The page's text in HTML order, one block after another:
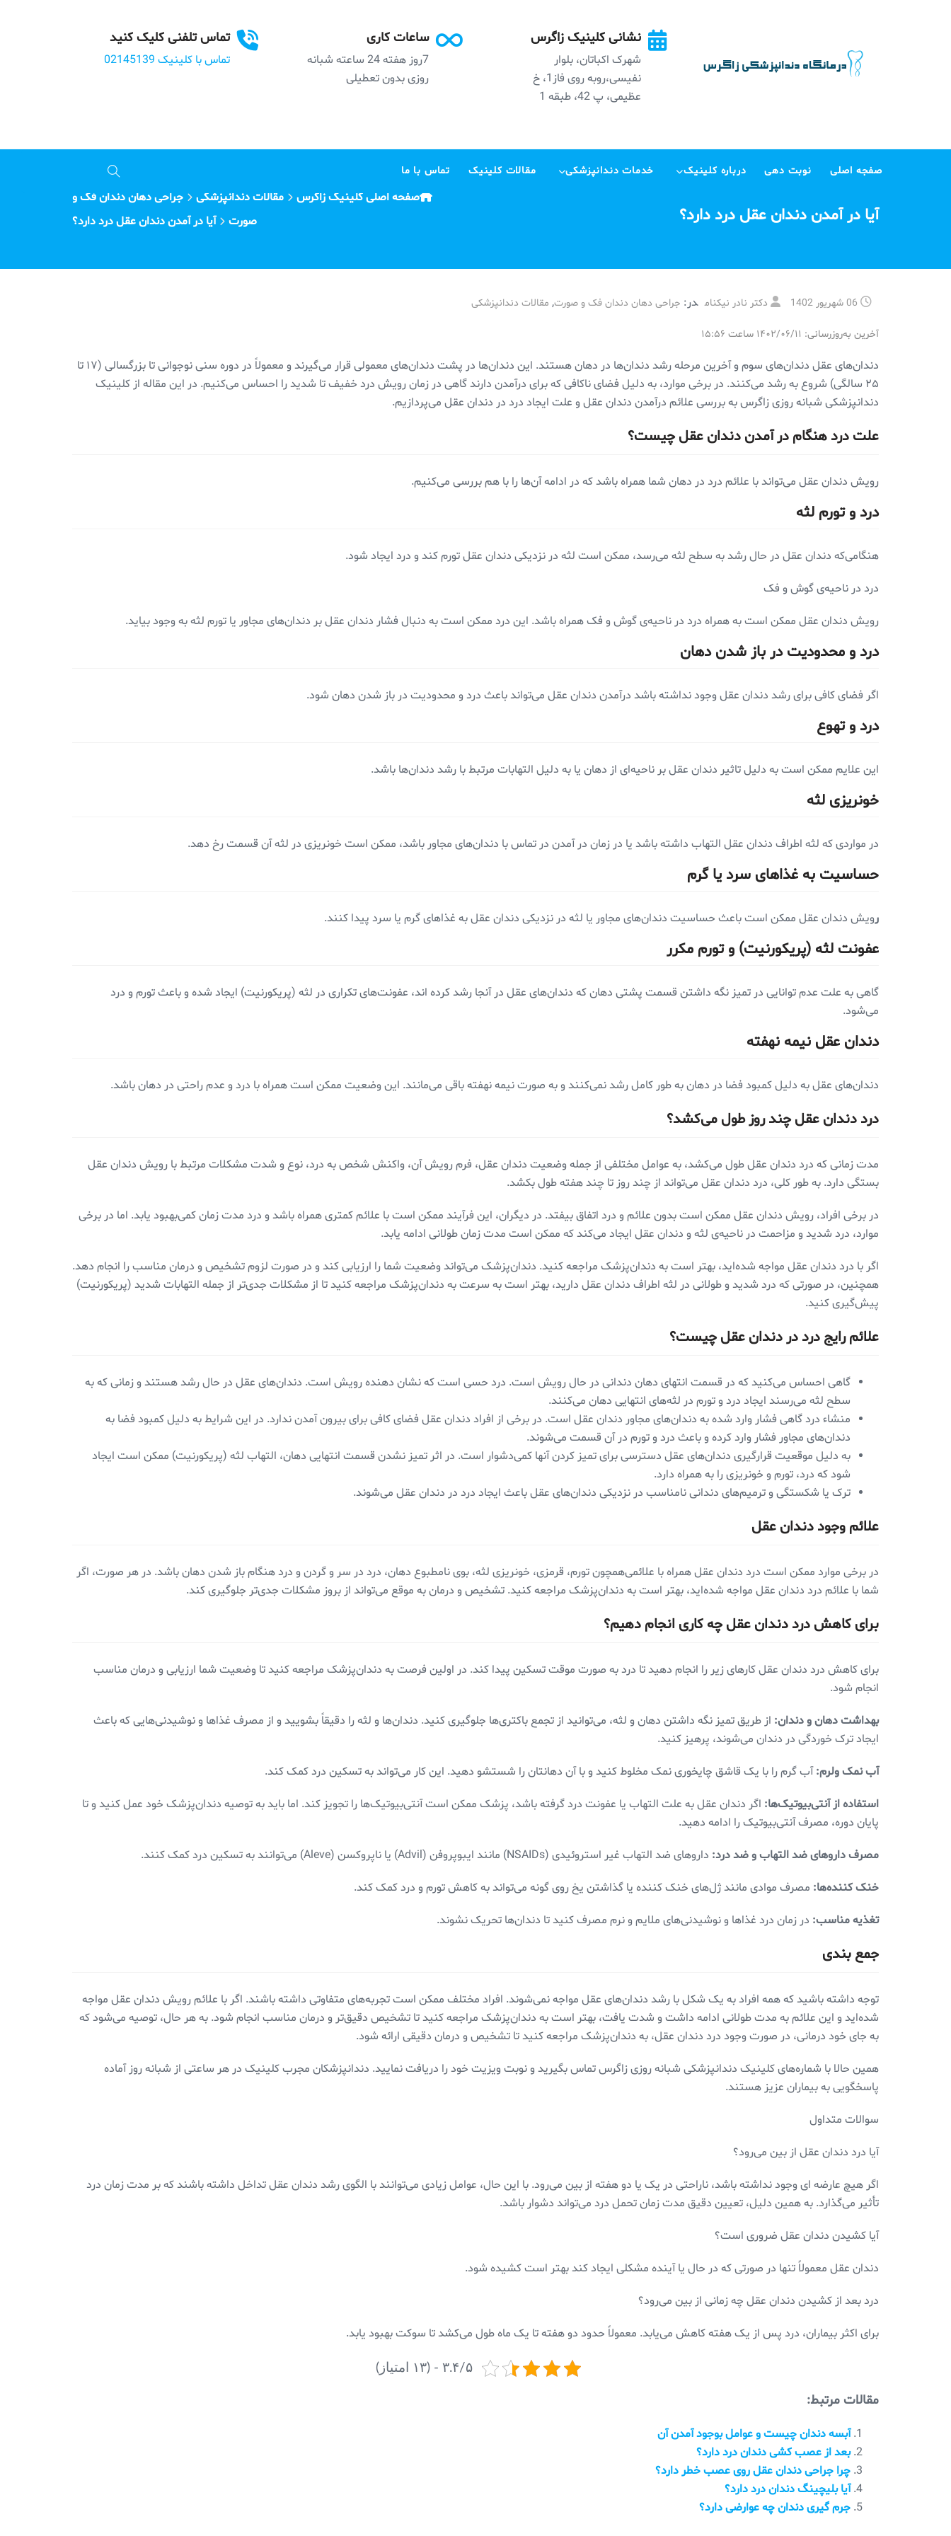
تماس تلفنی کلیک کنید
تماس با کلینیک 02145139
ساعات کاری
7روز هفته 24 ساعته شبانه
روزی بدون تعطیلی
نشانی کلینیک زاگرس
شهرک اکباتان، بلوار
نفیسی،روبه روی فاز1، خ
عظیمی، پ 42، طبقه 1
صفجه اصلی نوبت دهی درباره کلینیک خدمات دندانپزشکی مقالات کلینیک تماس با ما
آیا در آمدن دندان عقل درد دارد؟
صفحه اصلی کلینیک زاگرس مقالات دندانپزشکی
جراحی دهان دندان فک و
صورت
آیا در آمدن دندان عقل درد دارد؟
06 شهریور 1402 دکتر نادر نیکنام در: جراحی دهان دندان فک و صورت, مقالات دندانپزشکی
آخرین به‌روزرسانی: ۱۴۰۲/۰۶/۱۱ ساعت ۱۵:۵۶
دندان‌های عقل دندان‌های سوم و آخرین مرحله‌ رشد دندان‌ها در دهان هستند. این دندان‌ها در پشت دندان‌های معمولی قرار می‌گیرند و معمولاً در دوره‌ سنی نوجوانی تا بزرگسالی (۱۷ تا
۲۵ سالگی) شروع به رشد می‌کنند. در برخی موارد، به دلیل فضای ناکافی که برای درآمدن دارند گاهی در زمان رویش درد خفیف تا شدید را احساس می‌کنیم. در این مقاله از کلینیک
دندانپزشکی شبانه روزی زاگرس به بررسی علائم درآمدن دندان عقل و علت ایجاد درد در دندان عقل می‌پردازیم.
علت درد هنگام در آمدن دندان عقل چیست؟
رویش دندان عقل می‌تواند با علائم درد در دهان شما همراه باشد که در ادامه آن‌ها را با هم بررسی می‌کنیم.
درد و تورم لثه
هنگامی‌که دندان عقل در حال رشد به سطح لثه می‌رسد، ممکن است لثه در نزدیکی دندان عقل تورم کند و درد ایجاد شود.
درد در ناحیه‌ی گوش و فک
رویش دندان عقل ممکن است به همراه درد در ناحیه‌ی گوش و فک همراه باشد. این درد ممکن است به دنبال فشار دندان عقل بر دندان‌های مجاور یا تورم لثه به وجود بیاید.
درد و محدودیت در باز شدن دهان
اگر فضای کافی برای رشد دندان عقل وجود نداشته باشد درآمدن دندان عقل می‌تواند باعث درد و محدودیت در باز شدن دهان شود.
درد و تهوع
این علایم ممکن است به دلیل تاثیر دندان عقل بر ناحیه‌ای از دهان یا به دلیل التهابات مرتبط با رشد دندان‌ها باشد.
خونریزی لثه
در مواردی که لثه اطراف دندان عقل التهاب داشته باشد یا در زمان در آمدن در تماس با دندان‌های مجاور باشد، ممکن است خونریزی در لثه آن قسمت رخ دهد.
حساسیت به غذاهای سرد یا گرم
رویش دندان عقل ممکن است باعث حساسیت دندان‌های مجاور یا لثه در نزدیکی دندان عقل به غذاهای گرم یا سرد‌ پیدا کنند.
عفونت لثه (پریکورنیت) و تورم مکرر
گاهی به علت عدم توانایی در تمیز نگه داشتن قسمت پشتی دهان که دندان‌های عقل در آنجا رشد کرده اند، عفونت‌های تکراری در لثه (پریکورنیت) ایجاد شده و باعث تورم و درد
می‌شود.
دندان عقل نیمه نهفته
دندان‌های عقل به دلیل کمبود فضا در دهان به طور کامل رشد نمی‌کنند و به صورت نیمه نهفته باقی می‌مانند. این وضعیت ممکن است همراه با درد و عدم راحتی در دهان باشد.
درد دندان عقل چند روز طول می‌کشد؟
مدت زمانی که درد دندان عقل طول می‌کشد، به عوامل مختلفی از جمله وضعیت دندان عقل، فرم رویش آن، واکنش شخص به درد، نوع و شدت مشکلات مرتبط با رویش دندان عقل
بستگی دارد. به طور کلی، درد دندان عقل می‌تواند از چند روز تا چند هفته طول بکشد.
در برخی افراد، رویش دندان عقل ممکن است بدون علائم و درد اتفاق بیفتد. در دیگران، این فرآیند ممکن است با علائم کمتری همراه باشد و درد مدت زمان کمی‌بهبود یابد. اما در برخی
موارد، درد شدید و مزاحمت در ناحیه‌ی لثه و دندان عقل ایجاد می‌کند که ممکن است مدت زمان طولانی‌ ادامه یابد.
اگر با درد دندان عقل مواجه شده‌اید، بهتر است به دندان‌پزشک مراجعه کنید. دندان‌پزشک می‌تواند وضعیت شما را ارزیابی کند و در صورت لزوم تشخیص و درمان مناسب را انجام دهد.
همچنین، در صورتی که درد شدید و طولانی در لثه اطراف دندان عقل دارید، بهتر است به سرعت به دندان‌پزشک مراجعه کنید تا از مشکلات جدی‌تر از جمله التهابات شدید (پریکورنیت)
پیش‌گیری کنید.
علائم رایج درد در دندان‌ عقل چیست؟
گاهی احساس می‌کنید که در قسمت انتهای دهان دندانی در حال رویش است. درد حسی است که نشان دهنده رویش است. دندان‌های عقل در حال رشد هستند و زمانی که به
سطح لثه می‌رسند ایجاد درد و تورم در لثه‌های انتهایی دهان می‌کنند.
منشاء درد گاهی فشار وارد شده به دندان‌های مجاور دندان عقل است. در برخی از افراد دندان عقل فضای کافی برای بیرون آمدن ندارد. در این شرایط به دلیل کمبود فضا به
دندان‌های مجاور فشار وارد کرده و باعث درد و تورم در آن قسمت می‌شوند.
به دلیل موقعیت قرارگیری دندان‌های عقل دسترسی برای تمیز کردن آنها کمی‌دشوار است. در اثر تمیز نشدن قسمت انتهایی دهان، التهاب لثه (پریکورنیت) ممکن است ایجاد
شود که درد، تورم و خونریزی را به همراه دارد.
ترک یا شکستگی و ترمیم‌های دندانی نامناسب در نزدیکی دندان‌های عقل باعث ایجاد درد در دندان عقل می‌شوند.
علائم وجود دندان عقل
در برخی موارد ممکن است درد دندان عقل همراه با علائمی‌همچون تورم، قرمزی، خونریزی لثه، بوی نامطبوع دهان، درد در سر و گردن و درد هنگام باز شدن دهان باشد. در هر صورت، اگر
شما با علائم درد دندان عقل مواجه شده‌اید، بهتر است به دندان‌پزشک مراجعه کنید. تشخیص و درمان به موقع می‌تواند از بروز مشکلات جدی‌تر جلوگیری کند.
برای کاهش درد دندان عقل چه کاری انجام دهیم؟
برای کاهش درد دندان عقل کار‌های زیر را انجام دهید تا درد به صورت موقت تسکین پیدا کند. در اولین فرصت به دندان‌پزشک مراجعه کنید تا وضعیت شما ارزیابی و درمان مناسب
انجام شود.
بهداشت دهان و دندان: از طریق تمیز نگه داشتن دهان و لثه، می‌توانید از تجمع باکتری‌ها جلوگیری کنید. دندان‌ها و لثه را دقیقاً بشویید و از مصرف غذاها و نوشیدنی‌هایی که باعث
ایجاد ترک خوردگی در دندان می‌شوند، پرهیز کنید.
آب نمک ولرم:آب گرم را با یک قاشق چایخوری نمک مخلوط کنید و با آن دهانتان را شستشو دهید. این کار می‌تواند به تسکین درد کمک کند.
استفاده از آنتی‌بیوتیک‌ها: اگر دندان عقل به علت التهاب یا عفونت درد گرفته باشد، پزشک ممکن است آنتی‌بیوتیک‌ها را تجویز کند. اما باید به توصیه دندان‌پزشک خود عمل کنید و تا
پایان دوره، مصرف آنتی‌بیوتیک را ادامه دهید.
مصرف داروهای ضد التهاب و ضد درد: داروهای ضد التهاب غیر استروئیدی (NSAIDs) مانند ایبوپروفن (Advil) یا ناپروکسن (Aleve) می‌توانند به تسکین درد کمک کنند.
خنک کننده‌ها: مصرف موادی مانند ژل‌های خنک کننده یا گذاشتن یخ روی گونه می‌تواند به کاهش تورم و درد کمک کند.
تغذیه مناسب: در زمان درد غذاها و نوشیدنی‌های ملایم و نرم مصرف کنید تا دندان‌ها تحریک نشوند.
جمع بندی
توجه داشته باشید که همه افراد به یک شکل با رشد دندان‌های عقل مواجه نمی‌شوند. افراد مختلف ممکن است تجربه‌های متفاوتی داشته باشند. اگر با علائم رویش دندان عقل مواجه
شده‌اید و این علائم به مدت طولانی ادامه داشت و شدت یافت، بهتر است به دندان‌پزشک مراجعه کنید تا تشخیص دقیق‌تر و درمان مناسب انجام شود. به هر حال، توصیه می‌شود که
به جای خود درمانی، در صورت وجود درد دندان عقل، به دندان‌پزشک مراجعه کنید تا تشخیص و درمان دقیقی ارائه شود.
همین حالا با شماره‌های کلینیک دندانپزشکی شبانه روزی زاگرس تماس بگیرید و نوبت ویزیت خود را دریافت نمایید. دندانپزشکان مجرب کلینیک در هر ساعتی از شبانه روز آماده
پاسخگویی به بیماران عزیز هستند.
سوالات متداول
آیا درد دندان عقل از بین می‌رود؟
اگر هیچ عارضه ای وجود نداشته باشد، ناراحتی در یک یا دو هفته از بین می‌رود. با این حال، عوامل زیادی می‌توانند با الگوی رشد دندان عقل تداخل داشته باشند که بر مدت زمان درد
تأثیر می‌گذارد. به همین دلیل، تعیین دقیق مدت زمان تحمل درد می‌تواند دشوار باشد.
آیا کشیدن دندان عقل ضروری است؟
دندان عقل معمولاً تنها در صورتی که در حال یا آینده مشکلی ایجاد کند بهتر است کشیده شود.
درد بعد از کشیدن دندان عقل چه زمانی از بین می‌رود؟
برای اکثر بیماران، درد پس از یک هفته کاهش می‌یابد. معمولاً حدود دو هفته تا یک ماه طول می‌کشد تا سوکت بهبود یابد.
۳.۴/۵ - (۱۳ امتیاز)
مقالات مرتبط:
آبسه دندان چیست و عوامل بوجود آمدن آن
بعد از عصب کشی دندان درد دارد؟
چرا جراحی دندان عقل روی عصب خطر دارد؟
آیا بلیچینگ دندان درد دارد؟
جرم گیری دندان چه عوارضی دارد؟